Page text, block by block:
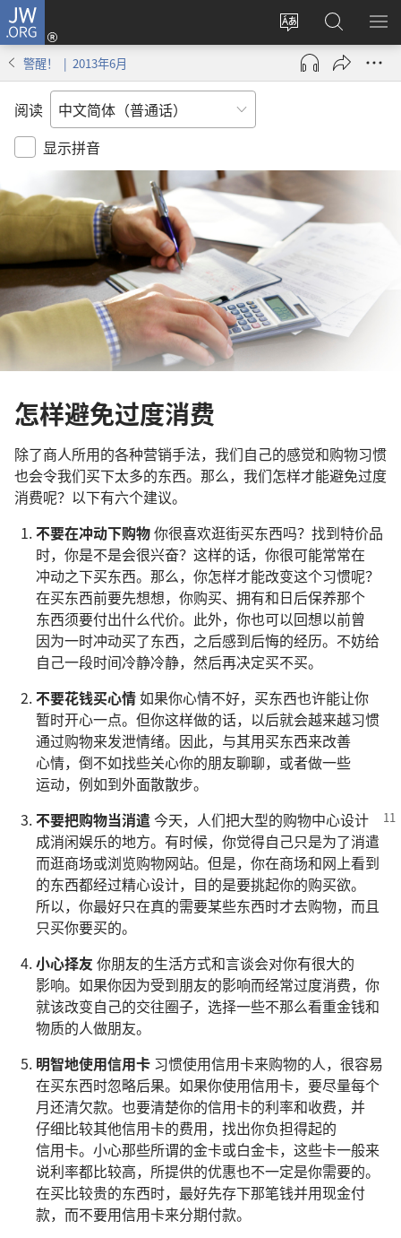
JW.ORG
更
改
网
登
录
（打
搜
索
JW.ORG
显
警醒！ | 2013年6月
阅读
显示拼音
怎样避免过度消费
除了商人所用的各种营销手法， 我们自己的感觉和购物习惯
也会令我们买下太多的东西。 那么， 我们怎样才能避免过度
消费呢？ 以下有六个建议。
不要在冲动下购物你很喜欢逛街买东西吗？ 找到特价品
时， 你是不是会很兴奋？ 这样的话， 你很可能常常在
冲动之下买东西。 那么， 你怎样才能改变这个习惯呢？
在买东西前要先想想， 你购买、 拥有和日后保养那个
东西须要付出什么代价。 此外， 你也可以回想以前曾
因为一时冲动买了东西， 之后感到后悔的经历。 不妨给
自己一段时间冷静冷静， 然后再决定买不买。
不要花钱买心情如果你心情不好， 买东西也许能让你
暂时开心一点。 但你这样做的话， 以后就会越来越习惯
通过购物来发泄情绪。 因此， 与其用买东西来改善
心情， 倒不如找些关心你的朋友聊聊， 或者做一些
运动， 例如到外面散散步。
不要把购物当消遣今天， 人们把大型的购物中心设计
成消闲娱乐的地方。 有时候， 你觉得自己只是为了消遣
而逛商场或浏览购物网站。 但是， 你在商场和网上看到
的东西都经过精心设计， 目的是要挑起你的购买欲。
所以， 你最好只在真的需要某些东西时才去购物， 而且
只买你要买的。
小心择友 你朋友的生活方式和言谈会对你有很大的
影响。 如果你因为受到朋友的影响而经常过度消费， 你
就该改变自己的交往圈子， 选择一些不那么看重金钱和
物质的人做朋友。
明智地使用信用卡 习惯使用信用卡来购物的人， 很容易
在买东西时忽略后果。 如果你使用信用卡， 要尽量每个
月还清欠款。 也要清楚你的信用卡的利率和收费， 并
仔细比较其他信用卡的费用， 找出你负担得起的
信用卡。 小心那些所谓的金卡或白金卡， 这些卡一般来
说利率都比较高， 所提供的优惠也不一定是你需要的。
在买比较贵的东西时， 最好先存下那笔钱并用现金付
款， 而不要用信用卡来分期付款。